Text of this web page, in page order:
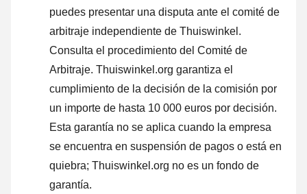
puedes presentar una disputa ante el comité de
arbitraje independiente de Thuiswinkel.
Consulta el procedimiento del Comité de
Arbitraje. Thuiswinkel.org garantiza el
cumplimiento de la decisión de la comisión por
un importe de hasta 10 000 euros por decisión.
Esta garantía no se aplica cuando la empresa
se encuentra en suspensión de pagos o está en
quiebra; Thuiswinkel.org no es un fondo de
garantía.